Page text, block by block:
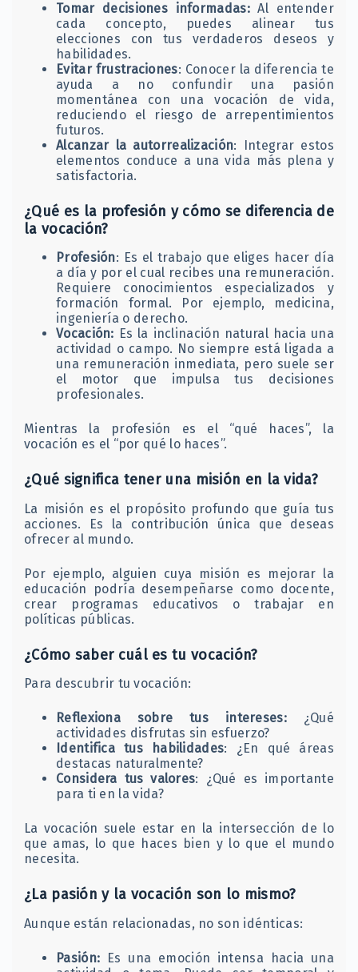
Tomar decisiones informadas:Al entender
cada concepto, puedes alinear tus
elecciones con tus verdaderos deseos y
habilidades.​
Evitar frustraciones: Conocer la diferencia te
ayuda a no confundir una pasión
momentánea con una vocación de vida,
reduciendo el riesgo de arrepentimientos
futuros.​
Alcanzar la autorrealización: Integrar estos
elementos conduce a una vida más plena y
satisfactoria.​
¿Qué es la profesión y cómo se diferencia de
la vocación?
Profesión: Es el trabajo que eliges hacer día
a día y por el cual recibes una remuneración.
Requiere conocimientos especializados y
formación formal. Por ejemplo, medicina,
ingeniería o derecho.​
Vocación: Es la inclinación natural hacia una
actividad o campo. No siempre está ligada a
una remuneración inmediata, pero suele ser
el motor que impulsa tus decisiones
profesionales.​
Mientras la profesión es el “qué haces”, la
vocación es el “por qué lo haces”.​
¿Qué significa tener una misión en la vida?
La misión es el propósito profundo que guía tus
acciones. Es la contribución única que deseas
ofrecer al mundo.​
Por ejemplo, alguien cuya misión es mejorar la
educación podría desempeñarse como docente,
crear programas educativos o trabajar en
políticas públicas.​
¿Cómo saber cuál es tu vocación?
Para descubrir tu vocación:
Reflexiona sobre tus intereses:¿Qué
actividades disfrutas sin esfuerzo?​
Identifica tus habilidades: ¿En qué áreas
destacas naturalmente?​
Considera tus valores: ¿Qué es importante
para ti en la vida?​
La vocación suele estar en la intersección de lo
que amas, lo que haces bien y lo que el mundo
necesita.​
¿La pasión y la vocación son lo mismo?
Aunque están relacionadas, no son idénticas:​
Pasión: Es una emoción intensa hacia una